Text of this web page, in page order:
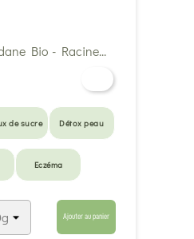
de sucre Détox peau
Eczéma
Ajouter au panier